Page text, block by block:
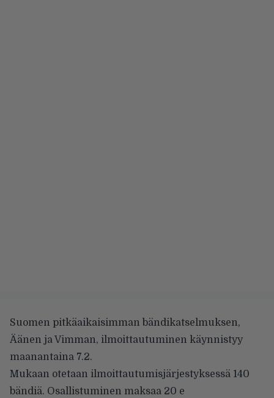
Suomen pitkäaikaisimman bändikatselmuksen,
Äänen ja Vimman, ilmoittautuminen käynnistyy
maanantaina 7.2.
Mukaan otetaan ilmoittautumisjärjestyksessä 140
bändiä. Osallistuminen maksaa 20 e